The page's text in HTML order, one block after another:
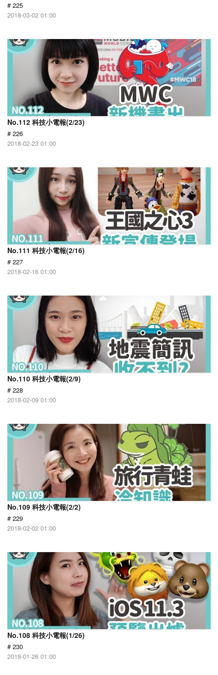
# 225
2018-03-02 01:00
No.112 科技小電報(2/23)
# 226
2018-02-23 01:00
No.111 科技小電報(2/16)
# 227
2018-02-16 01:00
No.110 科技小電報(2/9)
# 228
2018-02-09 01:00
No.109 科技小電報(2/2)
# 229
2018-02-02 01:00
No.108 科技小電報(1/26)
# 230
2018-01-26 01:00